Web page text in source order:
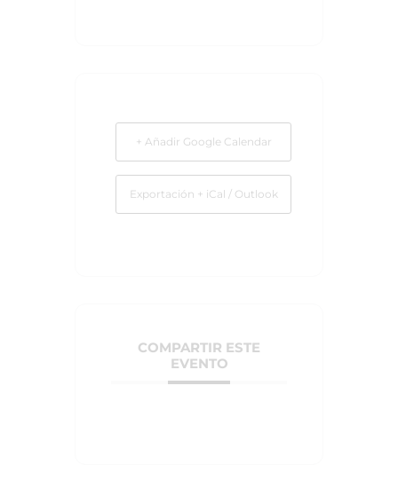
+ Añadir Google Calendar
Exportación + iCal / Outlook
COMPARTIR ESTE
EVENTO